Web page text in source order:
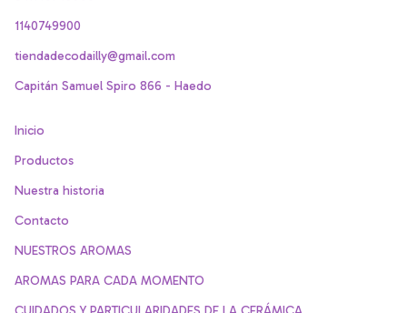
1140749900
tiendadecodailly@gmail.com
Capitán Samuel Spiro 866 - Haedo
Inicio
Productos
Nuestra historia
Contacto
NUESTROS AROMAS
AROMAS PARA CADA MOMENTO